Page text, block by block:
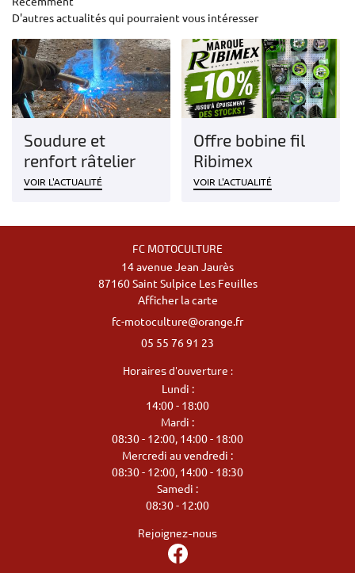
AVIS
ACTUALITÉS
CONTACT
Restez
Inscription
D'autres actualités qui pourraient vous intéresser
Soudure et
renfort râtelier
VOIR L'ACTUALITÉ
Offre bobine fil
Ribimex
VOIR L'ACTUALITÉ
FC MOTOCULTURE
14 avenue Jean Jaurès
87160 Saint Sulpice Les Feuilles
Afficher la carte
05 55 76 91 23
Horaires d'ouverture :
Lundi :
14:00 - 18:00
Mardi :
08:30 - 12:00, 14:00 - 18:00
Mercredi au vendredi :
08:30 - 12:00, 14:00 - 18:30
Samedi :
08:30 - 12:00
Rejoignez-nous